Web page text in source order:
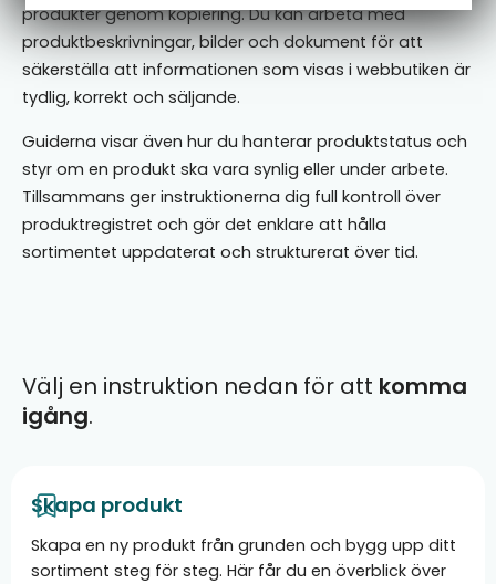
produkter genom kopiering. Du kan arbeta med
produktbeskrivningar, bilder och dokument för att
säkerställa att informationen som visas i webbutiken är
tydlig, korrekt och säljande.
Guiderna visar även hur du hanterar produktstatus och
styr om en produkt ska vara synlig eller under arbete.
Tillsammans ger instruktionerna dig full kontroll över
produktregistret och gör det enklare att hålla
sortimentet uppdaterat och strukturerat över tid.
Välj en instruktion nedan för att komma
igång.
Skapa produkt
Skapa en ny produkt från grunden och bygg upp ditt
sortiment steg för steg. Här får du en överblick över